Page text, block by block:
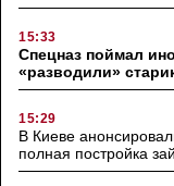
15:33
Спецназ поймал
«разводили»
15:29
В Киеве
полная постройка